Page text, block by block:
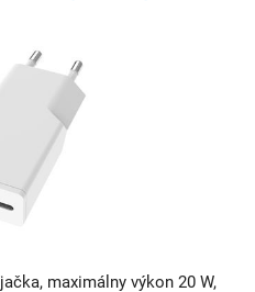
maximálny výkon 20 W,